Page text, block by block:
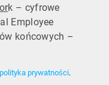
k – cyfrowe
Employee
końcowych –
polityka prywatności.